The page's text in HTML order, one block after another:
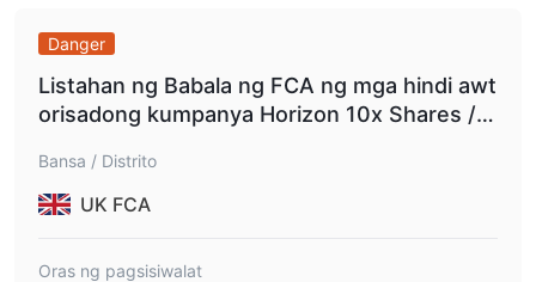
Danger
Listahan ng Babala ng FCA ng mga hindi awt
orisadong kumpanya Horizon 10x Shares / h
Bansa / Distrito
UK FCA
Oras ng pagsisiwalat